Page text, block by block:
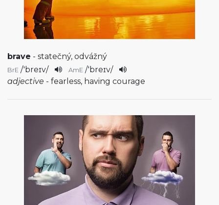
brave - statečný, odvážný
BrE /'breɪv/ AmE /'breɪv/
adjective - fearless, having courage